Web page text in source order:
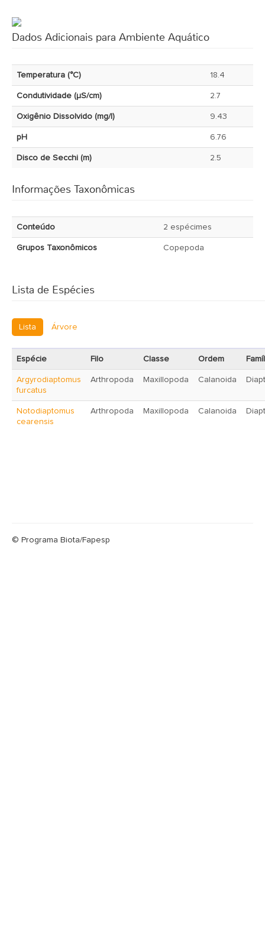
Dados Adicionais para Ambiente Aquático
Temperatura (°C) 18.4
Condutividade (µS/cm) 2.7
Oxigênio Dissolvido (mg/l) 9.43
pH 6.76
Disco de Secchi (m) 2.5
Informações Taxonômicas
Conteúdo 2 espécimes
Grupos Taxonômicos Copepoda
Lista de Espécies
Lista Árvore
Espécie Filo Classe Ordem
Argyrodiaptomus
furcatus
Arthropoda Maxillopoda Calanoida
Notodiaptomus
cearensis
Arthropoda Maxillopoda Calanoida
© Programa Biota/Fapesp